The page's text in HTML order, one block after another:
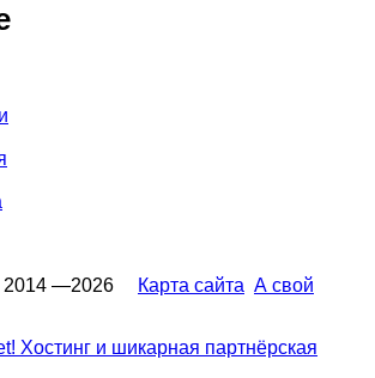
2014 —2026 Карта сайта А свой
Хостинг и шикарная партнёрская